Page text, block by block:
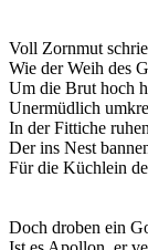
Voll Zornmut
Wie der Weih des
Um die Brut hoch
Unermüdlich
In der Fittiche
Der ins Nest
Für die Küchlein
Doch droben ein